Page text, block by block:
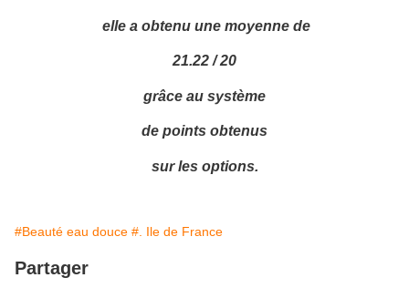
elle a obtenu une moyenne de
21.22 / 20
grâce au système
de points obtenus
sur les options.
#Beauté eau douce #. Ile de France
Partager